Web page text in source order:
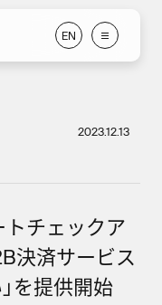
EN
EN
トチェックア
決済サービス
を提供開始
2023.12.13